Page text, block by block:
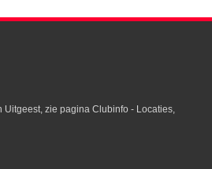
Uitgeest, zie pagina Clubinfo - Locaties,